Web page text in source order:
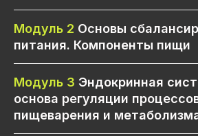
Модуль 2 Основы
питания. Компоненты пищи
Модуль 3 Эндокринная
основа регуляции
пищеварения и